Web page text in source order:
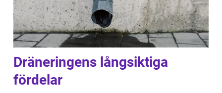
Dräneringens långsiktiga
fördelar